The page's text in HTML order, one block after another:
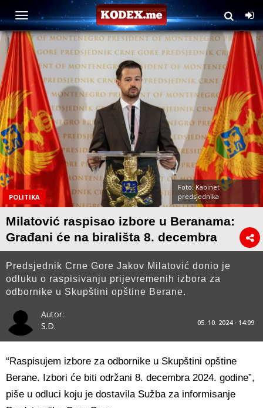
POLITIKA
Foto: Kabinet
predsjednika
Milatović raspisao izbore u Beranama:
Građani će na birališta 8. decembra
Predsjednik Crne Gore Jakov Milatović donio je
odluku o raspisivanju prijevremenih izbora za
odbornike u Skupštini opštine Berane.
Autor:
S.D.
05. 10. 2024 - 14:09
“Raspisujem izbore za odbornike u Skupštini opštine
Berane. Izbori će biti održani 8. decembra 2024. godine”,
piše u odluci koju je dostavila Sužba za informisanje